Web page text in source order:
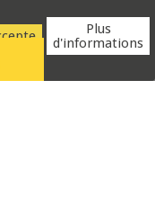
Plus
d'informations